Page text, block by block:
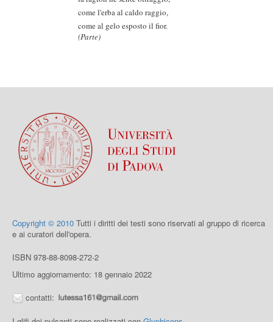
come l'erba al caldo raggio,
come al gelo esposto il fior.
(Parte)
Copyright © 2010 Tutti i diritti dei testi sono riservati al gruppo di ricerca
e ai curatori dell'opera.
ISBN 978-88-8098-272-2
Ultimo aggiornamento: 18 gennaio 2022
contatti: